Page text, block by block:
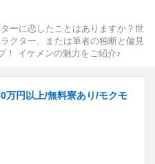
ーに恋したことはありますか？世
クター、または筆者の独断と偏見
！ イケメンの魅力をご紹介♪
万円以上/無料寮あり/モクモ